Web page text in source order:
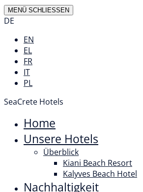
MENÜ SCHLIESSEN
DE
EN
EL
FR
IT
PL
SeaCrete Hotels
Home
Unsere Hotels
Überblick
Kiani Beach Resort
Kalyves Beach Hotel
Nachhaltigkeit